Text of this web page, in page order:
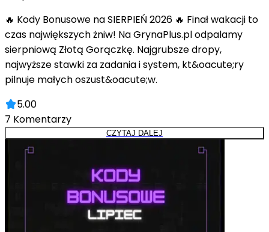
🔥 Kody Bonusowe na SIERPIEŃ 2026 🔥 Finał wakacji to
czas największych żniw! Na GrynaPlus.pl odpalamy
sierpniową Złotą Gorączkę. Najgrubsze dropy,
najwyższe stawki za zadania i system, kt&oacute;ry
pilnuje małych oszust&oacute;w.
5.00
7 Komentarzy
CZYTAJ DALEJ